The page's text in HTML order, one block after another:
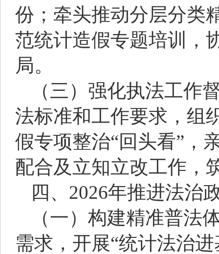
份；牵头推动分层分类
范统计造假专题培训，
局。
（三）强化执法工作
法标准和工作要求，组
假专项整治“回头看”，
配合及立知立改工作，
四、2026年推进法治
（一）构建精准普法
需求，开展“统计法治